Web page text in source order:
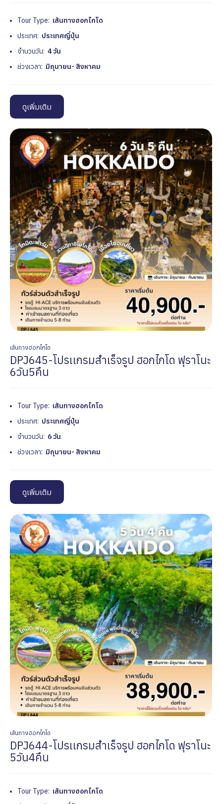
Tour Type: เส้นทางฮอกไกโด
ประเทศ: ประเทศญี่ปุ่น
จำนวนวัน: 4 วัน
ช่วงเวลา: มิถุนายน- สิงหาคม
ดูเพิ่มเติม
เส้นทางฮอกไกโด
DPJ645-โปรเเกรมสำเร็จรูป ฮอกไกโด ฟุราโนะ
6วัน5คืน
Tour Type: เส้นทางฮอกไกโด
ประเทศ: ประเทศญี่ปุ่น
จำนวนวัน: 6 วัน
ช่วงเวลา: มิถุนายน- สิงหาคม
ดูเพิ่มเติม
เส้นทางฮอกไกโด
DPJ644-โปรเเกรมสำเร็จรูป ฮอกไกโด ฟุราโนะ
5วัน4คืน
Tour Type: เส้นทางฮอกไกโด